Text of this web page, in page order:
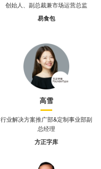
创始人、副总裁兼市场运营总监
易食包
高雪
行业解决方案推广部&定制事业部副
总经理
方正字库